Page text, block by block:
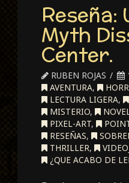
Reseña:
Myth
Center.
RUBEN ROJAS
AVENTURA,
LECTURA LIGERA,
MISTERIO,
PIXEL-ART,
RESEÑAS,
THRILLER,
¿QUE ACABO DE